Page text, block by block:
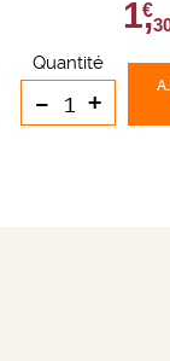
1,
€
Quantité
- +